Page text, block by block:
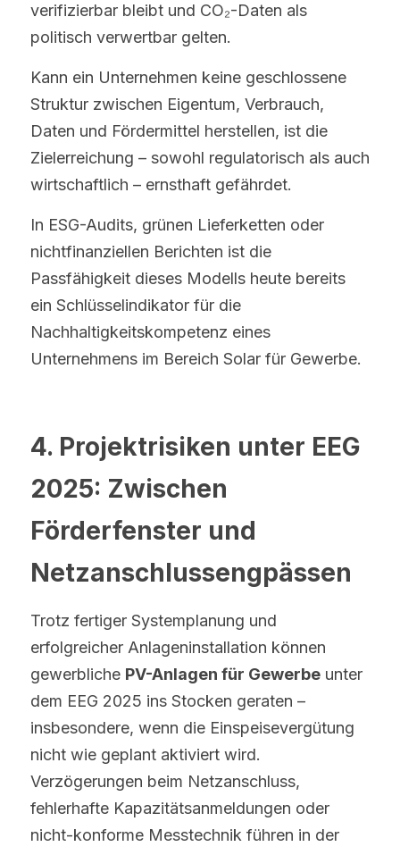
verifizierbar bleibt und CO₂-Daten als
politisch verwertbar gelten.
Kann ein Unternehmen keine geschlossene
Struktur zwischen Eigentum, Verbrauch,
Daten und Fördermittel herstellen, ist die
Zielerreichung – sowohl regulatorisch als auch
wirtschaftlich – ernsthaft gefährdet.
In ESG-Audits, grünen Lieferketten oder
nichtfinanziellen Berichten ist die
Passfähigkeit dieses Modells heute bereits
ein Schlüsselindikator für die
Nachhaltigkeitskompetenz eines
Unternehmens im Bereich Solar für Gewerbe.
4. Projektrisiken unter EEG
2025: Zwischen
Förderfenster und
Netzanschlussengpässen
Trotz fertiger Systemplanung und
erfolgreicher Anlageninstallation können
gewerbliche PV-Anlagen für Gewerbe unter
dem EEG 2025 ins Stocken geraten –
insbesondere, wenn die Einspeisevergütung
nicht wie geplant aktiviert wird.
Verzögerungen beim Netzanschluss,
fehlerhafte Kapazitätsanmeldungen oder
nicht-konforme Messtechnik führen in der